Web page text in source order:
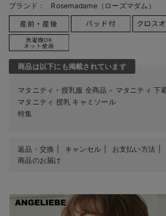
ブランド： Rosemadame（ローズマダム）
商品は以下にも掲載されています
マタニティ・授乳服 全商品 ＞ マタニティ 下
マタニティ 授乳 キャミソール
特集
返品・交換 キャンセル お支払い方法
商品のお届け